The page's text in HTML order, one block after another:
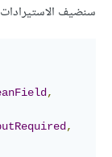
سنضيف الاستيرادات
,
,